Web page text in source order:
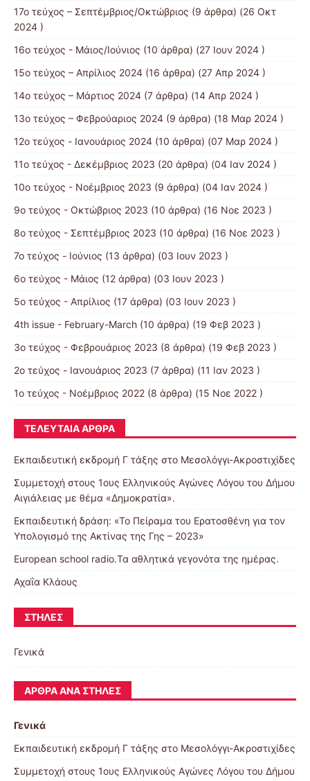
17ο τεύχος – Σεπτέμβριος/Οκτώβριος (9 άρθρα) (26 Οκτ
2024 )
16ο τεύχος - Μάιος/Ιούνιος (10 άρθρα) (27 Ιουν 2024 )
15o τεύχος – Απρίλιος 2024 (16 άρθρα) (27 Απρ 2024 )
14o τεύχος – Μάρτιος 2024 (7 άρθρα) (14 Απρ 2024 )
13o τεύχος – Φεβρούαριος 2024 (9 άρθρα) (18 Μαρ 2024 )
12o τεύχος - Ιανουάριος 2024 (10 άρθρα) (07 Μαρ 2024 )
11ο τεύχος - Δεκέμβριος 2023 (20 άρθρα) (04 Ιαν 2024 )
10ο τεύχος - Νοέμβριος 2023 (9 άρθρα) (04 Ιαν 2024 )
9ο τεύχος - Οκτώβριος 2023 (10 άρθρα) (16 Νοε 2023 )
8ο τεύχος - Σεπτέμβριος 2023 (10 άρθρα) (16 Νοε 2023 )
7ο τεύχος - Ιούνιος (13 άρθρα) (03 Ιουν 2023 )
6ο τεύχος - Μάιος (12 άρθρα) (03 Ιουν 2023 )
5ο τεύχος - Απρίλιος (17 άρθρα) (03 Ιουν 2023 )
4th issue - February-March (10 άρθρα) (19 Φεβ 2023 )
3ο τεύχος - Φεβρουάριος 2023 (8 άρθρα) (19 Φεβ 2023 )
2ο τεύχος - Ιανουάριος 2023 (7 άρθρα) (11 Ιαν 2023 )
1ο τεύχος - Νοέμβριος 2022 (8 άρθρα) (15 Νοε 2022 )
ΤΕΛΕΥΤΑΊΑ ΆΡΘΡΑ
Eκπαιδευτική εκδρομή Γ τάξης στο Μεσολόγγι-Ακροστιχίδες
Συμμετοχή στους 1ους Ελληνικούς Αγώνες Λόγου του Δήμου
Αιγιάλειας με θέμα «Δημοκρατία».
Εκπαιδευτική δράση: «Το Πείραμα του Ερατοσθένη για τον
Υπολογισμό της Ακτίνας της Γης – 2023»
European school radio.Τα αθλητικά γεγονότα της ημέρας.
Αχαΐα Κλάους
ΣΤΉΛΕΣ
Γενικά
ΆΡΘΡΑ ΑΝΆ ΣΤΉΛΕΣ
Γενικά
Eκπαιδευτική εκδρομή Γ τάξης στο Μεσολόγγι-Ακροστιχίδες
Συμμετοχή στους 1ους Ελληνικούς Αγώνες Λόγου του Δήμου